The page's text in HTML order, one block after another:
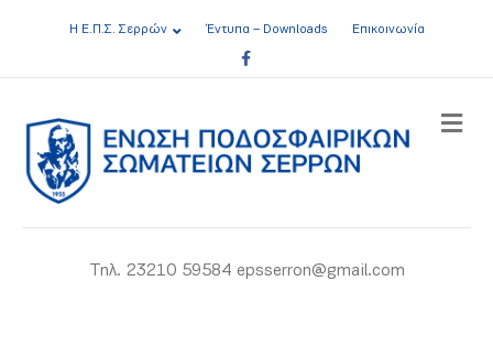
Η Ε.Π.Σ. Σερρών Έντυπα – Downloads
Επικοινωνία
Facebook
Τηλ. 23210 59584 epsserron@gmail.com